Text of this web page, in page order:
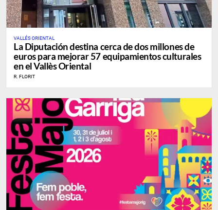
VALLÉS ORIENTAL
La Diputación destina cerca de dos millones de
euros para mejorar 57 equipamientos culturales
en el Vallès Oriental
R. FLORIT